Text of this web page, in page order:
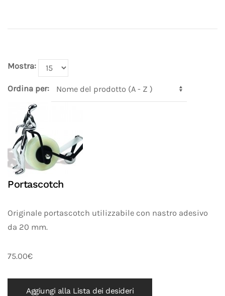
Mostra:
Ordina per:
Portascotch
Originale portascotch utilizzabile con nastro adesivo
da 20 mm.
75.00€
Aggiungi alla Lista dei desideri